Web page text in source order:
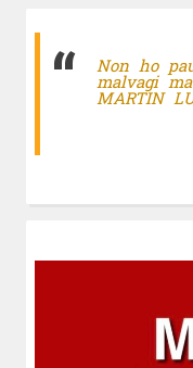
Non ho
malvagi
MARTIN